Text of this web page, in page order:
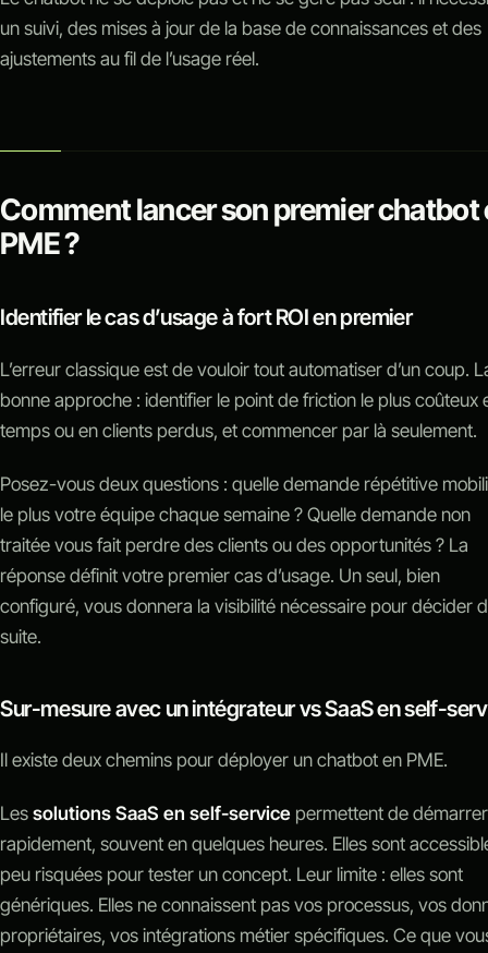
un suivi, des mises à jour de la base de connaissances et des
ajustements au fil de l’usage réel.
Comment lancer son premier chatbot
PME ?
Identifier le cas d’usage à fort ROI en premier
L’erreur classique est de vouloir tout automatiser d’un coup.
bonne approche : identifier le point de friction le plus coûteux
temps ou en clients perdus, et commencer par là seulement.
Posez-vous deux questions : quelle demande répétitive
le plus votre équipe chaque semaine ? Quelle demande non
traitée vous fait perdre des clients ou des opportunités ? La
réponse définit votre premier cas d’usage. Un seul, bien
configuré, vous donnera la visibilité nécessaire pour décider
suite.
Sur-mesure avec un intégrateur vs SaaS en self-
Il existe deux chemins pour déployer un chatbot en PME.
Lessolutions SaaS en self-service permettent de démarrer
rapidement, souvent en quelques heures. Elles sont
peu risquées pour tester un concept. Leur limite : elles sont
génériques. Elles ne connaissent pas vos processus, vos
propriétaires, vos intégrations métier spécifiques. Ce que